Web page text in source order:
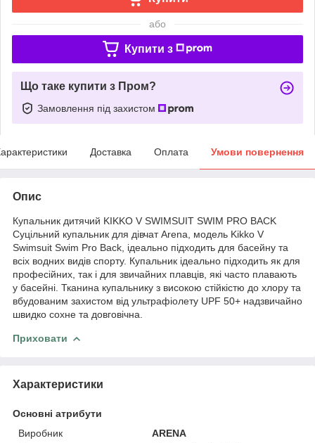
або
Купити з
Що таке купити з Пром?
Замовлення під захистом
Доставка Оплата Умови повернення
Опис
Купальник дитячий KIKKO V SWIMSUIT SWIM PRO BACK
Суцільний купальник для дівчат Arena, модель Kikko V
Swimsuit Swim Pro Back, ідеально підходить для басейну та
всіх водних видів спорту. Купальник ідеально підходить як для
професійних, так і для звичайних плавців, які часто плавають
у басейні. Тканина купальнику з високою стійкістю до хлору та
вбудованим захистом від ультрафіолету UPF 50+ надзвичайно
швидко сохне та довговічна.
Приховати
Характеристики
Основні атрибути
Виробник
ARENA